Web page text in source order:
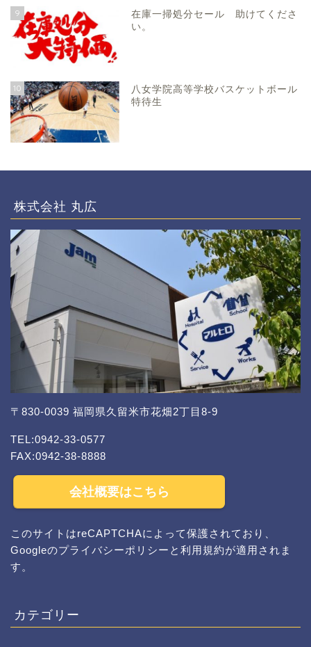
9
在庫一掃処分セール 助けてくださ
い。
10
八女学院高等学校バスケットボール
特待生
株式会社 丸広
〒830-0039 福岡県久留米市花畑2丁目8-9
TEL:0942-33-0577
FAX:0942-38-8888
会社概要はこちら
このサイトはreCAPTCHAによって保護されており、
Googleのプライバシーポリシー と 利用規約が適用されま
す。
カテゴリー